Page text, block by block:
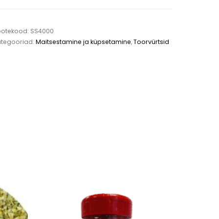
SS4000
Maitsestamine ja küpsetamine,Toorvürtsid